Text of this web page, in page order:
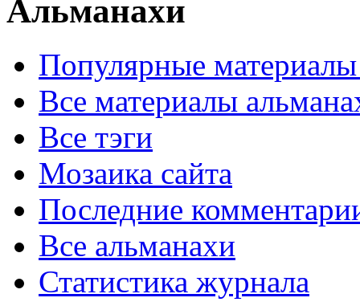
Альманахи
Популярные
Все материалы
Все тэги
Мозаика сайта
Последние
Все альманахи
Статистика журнала